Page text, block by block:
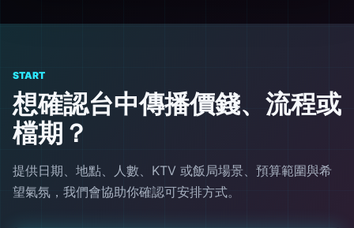
START
想確認台中傳播價錢、流程或
檔期？
提供日期、地點、人數、KTV 或飯局場景、預算範圍與希
望氣氛，我們會協助你確認可安排方式。